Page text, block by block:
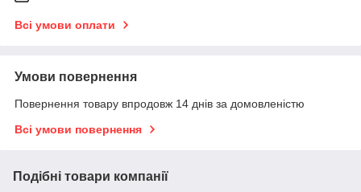
Всі умови оплати
Умови повернення
Повернення товару впродовж 14 днів за домовленістю
Всі умови повернення
Подібні товари компанії